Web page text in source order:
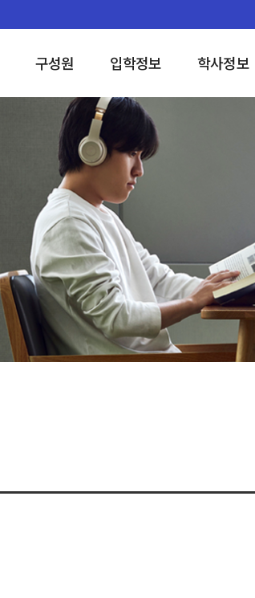
구성원 입학정보 학사정보